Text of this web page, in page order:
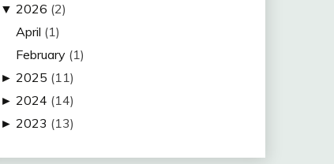
▼ 2026 (2)
April (1)
February (1)
► 2025 (11)
► 2024 (14)
► 2023 (13)